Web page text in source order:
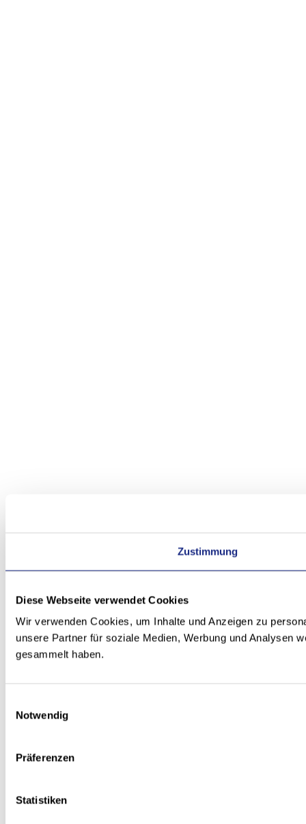
Zustimmung
Diese Webseite verwendet Cookies
Wir verwenden Cookies, um Inhalte und Anzeigen zu
unsere Partner für soziale Medien, Werbung und Analysen
gesammelt haben.
Notwendig
Präferenzen
Statistiken